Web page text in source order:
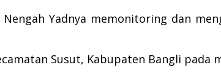
Yadnya memonitoring dan
Susut, Kabupaten Bangli pada